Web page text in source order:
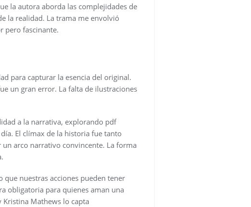
la autora aborda las complejidades de
la realidad. La trama me envolvió
pero fascinante.
para capturar la esencia del original.
un gran error. La falta de ilustraciones
a la narrativa, explorando pdf
El clímax de la historia fue tanto
arco narrativo convincente. La forma
nuestras acciones pueden tener
obligatoria para quienes aman una
Mathews lo capta